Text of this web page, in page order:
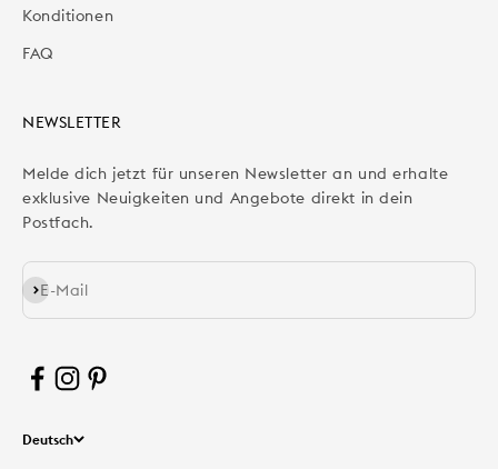
Konditionen
FAQ
NEWSLETTER
Melde dich jetzt für unseren Newsletter an und erhalte
exklusive Neuigkeiten und Angebote direkt in dein
Postfach.
E-Mail
Abonnieren
Deutsch